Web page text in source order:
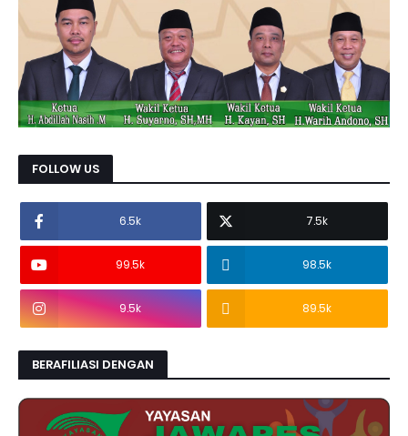
FOLLOW US
6.5k 7.5k
99.5k 98.5k
9.5k 89.5k
BERAFILIASI DENGAN